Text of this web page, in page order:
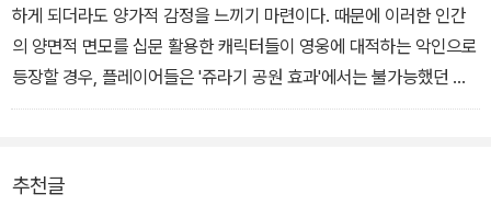
하게 되더라도 양가적 감정을 느끼기 마련이다. 때문에 이러한 인간
의 양면적 면모를 십문 활용한 캐릭터들이 영웅에 대적하는 악인으로
등장할 경우, 플레이어들은 '쥬라기 공원 효과'에서는 불가능했던 경
험을 하게 된다. - 본문 81쪽에서
추천글